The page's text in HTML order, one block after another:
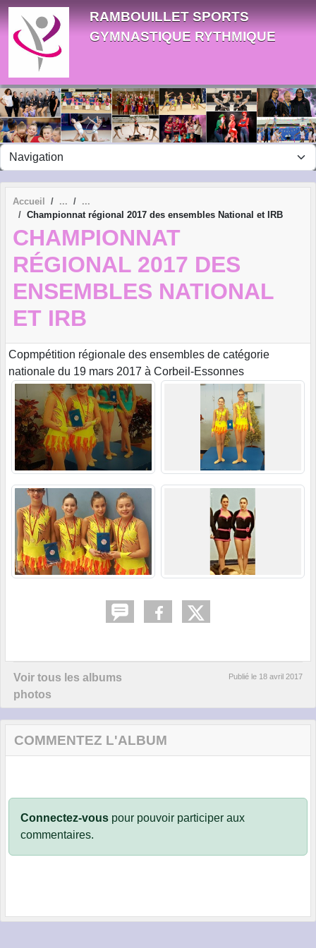
RAMBOUILLET SPORTS
GYMNASTIQUE RYTHMIQUE
Accueil
Championnat régional 2017 des ensembles National et IRB
CHAMPIONNAT
RÉGIONAL 2017 DES
ENSEMBLES NATIONAL
ET IRB
Copmpétition régionale des ensembles de catégorie
nationale du 19 mars 2017 à Corbeil-Essonnes
Voir tous les albums
photos
Publié le 18 avril 2017
COMMENTEZ L'ALBUM
Connectez-vous pour pouvoir participer aux
commentaires.
Panneau de gestion des cookies